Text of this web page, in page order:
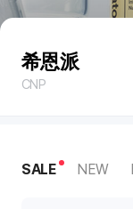
希恩派
CNP
SALE NEW